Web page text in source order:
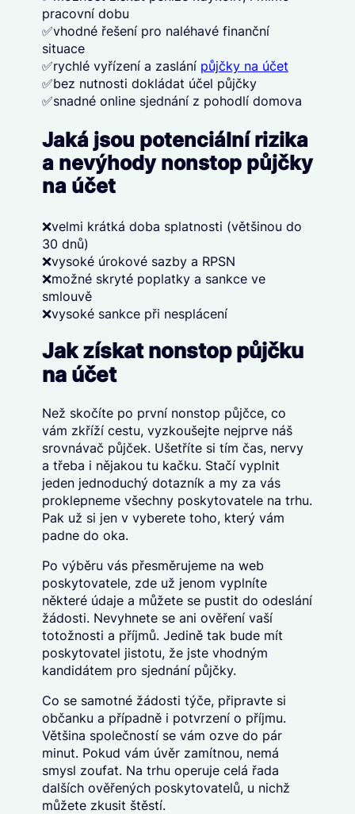
pracovní dobu
✅vhodné řešení pro naléhavé finanční
situace
✅rychlé vyřízení a zaslání půjčky na účet
✅bez nutnosti dokládat účel půjčky
✅snadné online sjednání z pohodlí domova
Jaká jsou potenciální rizika
a nevýhody nonstop půjčky
na účet
❌velmi krátká doba splatnosti (většinou do
30 dnů)
❌vysoké úrokové sazby a RPSN
❌možné skryté poplatky a sankce ve
smlouvě
❌vysoké sankce při nesplácení
Jak získat nonstop půjčku
na účet
Než skočíte po první nonstop půjčce, co
vám zkříží cestu, vyzkoušejte nejprve náš
srovnávač půjček. Ušetříte si tím čas, nervy
a třeba i nějakou tu kačku. Stačí vyplnit
jeden jednoduchý dotazník a my za vás
proklepneme všechny poskytovatele na trhu.
Pak už si jen v vyberete toho, který vám
padne do oka.
Po výběru vás přesměrujeme na web
poskytovatele, zde už jenom vyplníte
některé údaje a můžete se pustit do odeslání
žádosti. Nevyhnete se ani ověření vaší
totožnosti a příjmů. Jedině tak bude mít
poskytovatel jistotu, že jste vhodným
kandidátem pro sjednání půjčky.
Co se samotné žádosti týče, připravte si
občanku a případně i potvrzení o příjmu.
Většina společností se vám ozve do pár
minut. Pokud vám úvěr zamítnou, nemá
smysl zoufat. Na trhu operuje celá řada
dalších ověřených poskytovatelů, u nichž
můžete zkusit štěstí.